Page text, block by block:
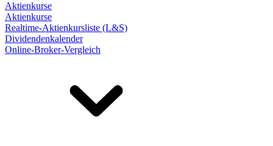
Aktienkurse
Aktienkurse
Realtime-Aktienkursliste (L&S)
Dividendenkalender
Online-Broker-Vergleich